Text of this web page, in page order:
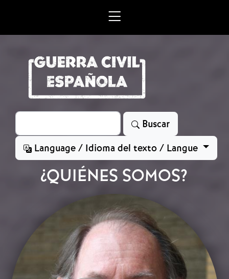
Search
Buscar
Language / Idioma del texto / Langue
¿QUIÉNES SOMOS?